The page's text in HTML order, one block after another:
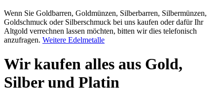
Wenn Sie Goldbarren, Goldmünzen, Silberbarren, Silbermünzen,
Goldschmuck oder Silberschmuck bei uns kaufen oder dafür Ihr
Altgold verrechnen lassen möchten, bitten wir dies telefonisch
anzufragen. Weitere Edelmetalle
Wir kaufen alles aus Gold,
Silber und Platin